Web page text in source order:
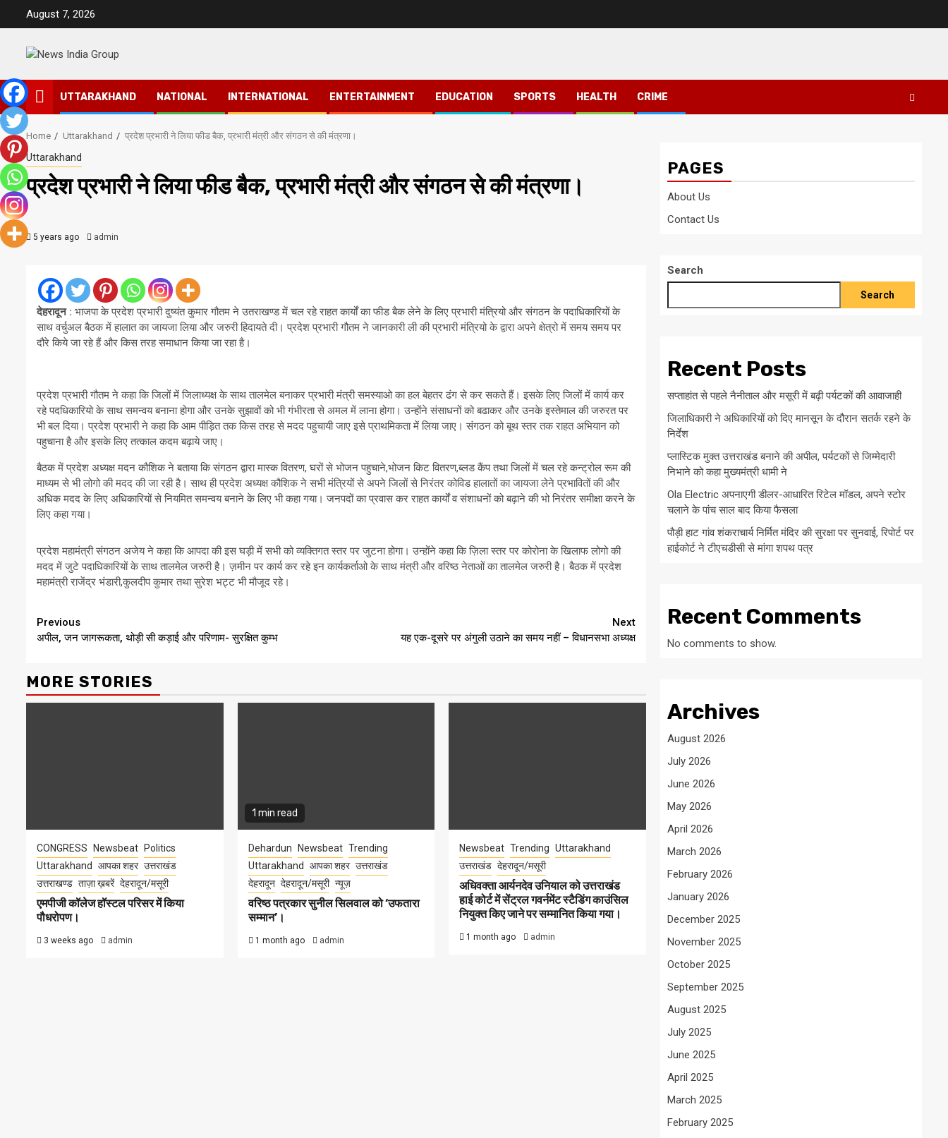
August 7, 2026
UTTARAKHAND NATIONAL INTERNATIONAL ENTERTAINMENT EDUCATION SPORTS HEALTH CRIME
Home Uttarakhand प्रदेश प्रभारी ने लिया फीड बैक, प्रभारी मंत्री और संगठन से की मंत्रणा।
Uttarakhand
प्रदेश प्रभारी ने लिया फीड बैक, प्रभारी मंत्री और संगठन से की मंत्रणा।
5 years ago admin
देहरादून : भाजपा के प्रदेश प्रभारी दुष्यंत कुमार गौतम ने उतराखण्ड में चल रहे राहत कार्यों का फीड बैक लेने के लिए प्रभारी मंत्रियो और संगठन के पदाधिकारियों के
साथ वर्चुअल बैठक में हालात का जायजा लिया और जरुरी हिदायते दी। प्रदेश प्रभारी गौतम ने जानकारी ली की प्रभारी मंत्रियो के द्वारा अपने क्षेत्रो में समय समय पर
दौरे किये जा रहे हैं और किस तरह समाधान किया जा रहा है।
प्रदेश प्रभारी गौतम ने कहा कि जिलों में जिलाध्यक्ष के साथ तालमेल बनाकर प्रभारी मंत्री समस्याओ का हल बेहतर ढंग से कर सकते हैं। इसके लिए जिलों में कार्य कर
रहे पदधिकारियो के साथ समन्वय बनाना होगा और उनके सुझावों को भी गंभीरता से अमल में लाना होगा। उन्होंने संसाधनों को बढाकर और उनके इस्तेमाल की जरुरत पर
भी बल दिया। प्रदेश प्रभारी ने कहा कि आम पीड़ित तक किस तरह से मदद पहुचायी जाए इसे प्राथमिकता में लिया जाए। संगठन को बूथ स्तर तक राहत अभियान को
पहुचाना है और इसके लिए तत्काल कदम बढ़ाये जाए।
बैठक में प्रदेश अध्यक्ष मदन कौशिक ने बताया कि संगठन द्वारा मास्क वितरण, घरों से भोजन पहुचाने,भोजन किट वितरण,ब्लड कैंप तथा जिलों में चल रहे कन्ट्रोल रूम की
माध्यम से भी लोगो की मदद की जा रही है। साथ ही प्रदेश अध्यक्ष कौशिक ने सभी मंत्रियों से अपने जिलों से निरंतर कोविड हालातों का जायजा लेने प्रभावितों की और
अधिक मदद के लिए अधिकारियों से नियमित समन्वय बनाने के लिए भी कहा गया। जनपदों का प्रवास कर राहत कार्यों व संशाधनों को बढ़ाने की भो निरंतर समीक्षा करने के
लिए कहा गया।
प्रदेश महामंत्री संगठन अजेय ने कहा कि आपदा की इस घड़ी में सभी को व्यक्तिगत स्तर पर जुटना होगा। उन्होंने कहा कि ज़िला स्तर पर कोरोना के खिलाफ लोगो की
मदद में जुटे पदाधिकारियों के साथ तालमेल जरुरी है। ज़मीन पर कार्य कर रहे इन कार्यकर्ताओ के साथ मंत्री और वरिष्ठ नेताओं का तालमेल जरुरी है। बैठक में प्रदेश
महामंत्री राजेंद्र भंडारी,कुलदीप कुमार तथा सुरेश भट्ट भी मौजूद रहे।
Continue
Reading
Previous
अपील, जन जागरूकता, थोड़ी सी कड़ाई और परिणाम- सुरक्षित कुम्भ
Next
यह एक-दूसरे पर अंगुली उठाने का समय नहीं – विधानसभा अध्यक्ष
MORE STORIES
CONGRESS Newsbeat
Politics
Uttarakhand
आपका शहर उत्तराखंड
उत्तराखण्ड ताज़ा ख़बरें देहरादून/मसूरी
एमपीजी कॉलेज हॉस्टल परिसर में किया
पौधरोपण।
3 weeks ago admin
1 min read
Dehardun Newsbeat Trending
Uttarakhand
आपका शहर उत्तराखंड
देहरादून देहरादून/मसूरी न्यूज़
वरिष्ठ पत्रकार सुनील सिलवाल को ‘उफतारा
सम्मान’।
1 month ago admin
Newsbeat Trending Uttarakhand
उत्तराखंड देहरादून/मसूरी
अधिवक्ता आर्यनदेव उनियाल को उत्तराखंड
हाई कोर्ट में सेंट्रल गवर्नमेंट स्टैडिंग काउंसिल
नियुक्त किए जाने पर सम्मानित किया गया।
1 month ago admin
PAGES
About Us
Contact Us
Search
Search
Recent Posts
सप्ताहांत से पहले नैनीताल और मसूरी में बढ़ी पर्यटकों की आवाजाही
जिलाधिकारी ने अधिकारियों को दिए मानसून के दौरान सतर्क रहने के
निर्देश
प्लास्टिक मुक्त उत्तराखंड बनाने की अपील, पर्यटकों से जिम्मेदारी
निभाने को कहा मुख्यमंत्री धामी ने
Ola Electric अपनाएगी डीलर-आधारित रिटेल मॉडल, अपने स्टोर
चलाने के पांच साल बाद किया फैसला
पौड़ी हाट गांव शंकराचार्य निर्मित मंदिर की सुरक्षा पर सुनवाई, रिपोर्ट पर
हाईकोर्ट ने टीएचडीसी से मांगा शपथ पत्र
Recent Comments
No comments to show.
Archives
August 2026
July 2026
June 2026
May 2026
April 2026
March 2026
February 2026
January 2026
December 2025
November 2025
October 2025
September 2025
August 2025
July 2025
June 2025
April 2025
March 2025
February 2025